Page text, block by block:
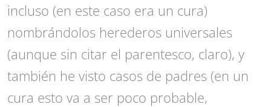
incluso (en este caso era un cura)
nombrándolos herederos universales
(aunque sin citar el parentesco, claro), y
también he visto casos de padres (en un
cura esto va a ser poco probable,